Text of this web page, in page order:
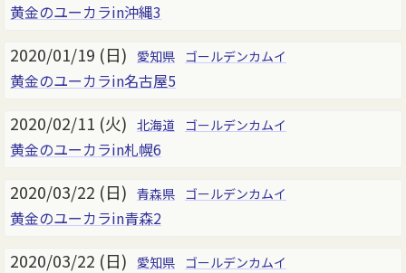
黄金のユーカラin沖縄3
2020/01/19 (日) 愛知県 ゴールデンカムイ
黄金のユーカラin名古屋5
2020/02/11 (火) 北海道 ゴールデンカムイ
黄金のユーカラin札幌6
2020/03/22 (日) 青森県 ゴールデンカムイ
黄金のユーカラin青森2
2020/03/22 (日) 愛知県 ゴールデンカムイ